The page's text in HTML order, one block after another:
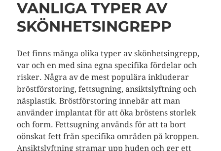
VANLIGA TYPER AV
SKÖNHETSINGREPP
Det finns många olika typer av skönhetsingrepp,
var och en med sina egna specifika fördelar och
risker. Några av de mest populära inkluderar
bröstförstoring, fettsugning, ansiktslyftning och
näsplastik. Bröstförstoring innebär att man
använder implantat för att öka bröstens storlek
och form. Fettsugning används för att ta bort
oönskat fett från specifika områden på kroppen.
Ansiktslyftning stramar upp huden och ger ett